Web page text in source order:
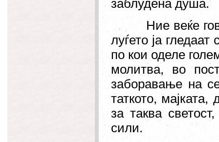
заблудена душа.
Ние веќе
луѓето ја
по кои оделе
молитва, во
заборавање на
таткото,
за таква
сили.